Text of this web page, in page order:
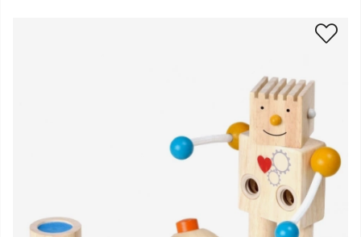
Produktbilder PlanToys - Byggsats i Trä Build-A-Robot